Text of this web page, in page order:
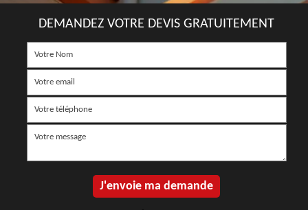
DEMANDEZ VOTRE DEVIS GRATUITEMENT